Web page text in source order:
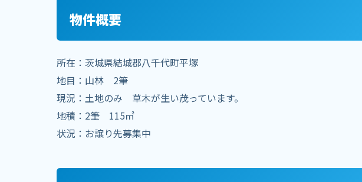
物件概要
所在：茨城県結城郡八千代町平塚
地目：山林 2筆
現況：土地のみ 草木が生い茂っています。
地積：2筆 115㎡
状況：お譲り先募集中